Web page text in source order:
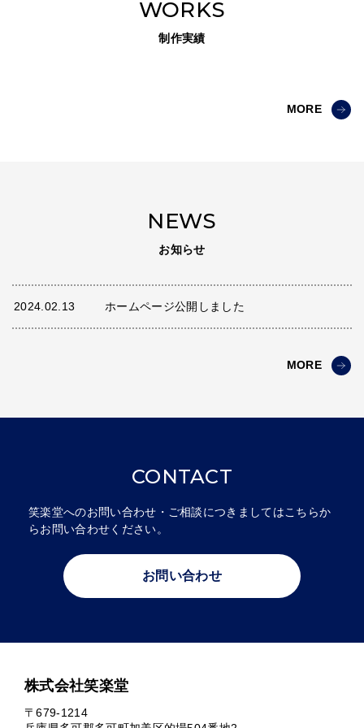
WORKS
制作実績
MORE
NEWS
お知らせ
2024.02.13 ホームページ公開しました
MORE
CONTACT
笑楽堂へのお問い合わせ・ご相談につきましては​​​​​​​こちらか
らお問い合わせください。
お問い合わせ
株式会社笑楽堂
〒679-1214